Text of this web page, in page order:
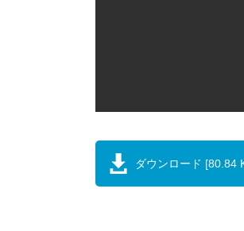
ダウンロード [80.84